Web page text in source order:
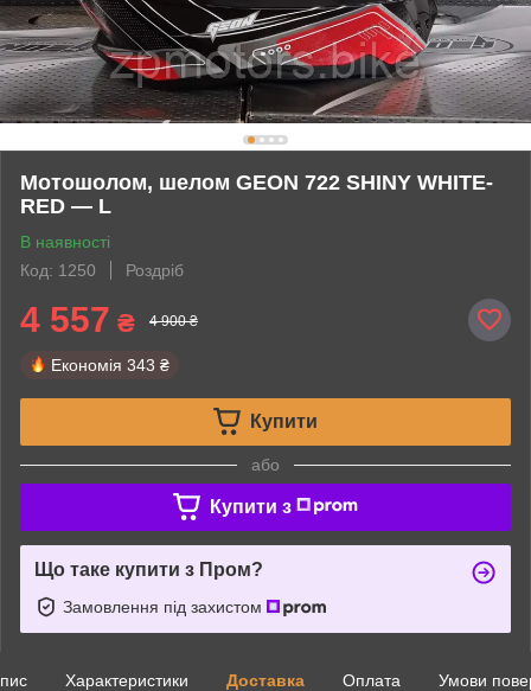
Мотошолом, шелом GEON 722 SHINY WHITE-
RED — L
В наявності
Код: 1250
Роздріб
4 557 ₴ 4 900 ₴
Економія 343 ₴
Купити
або
Купити з
Що таке купити з Пром?
Замовлення під захистом
Характеристики Доставка Оплата Умови